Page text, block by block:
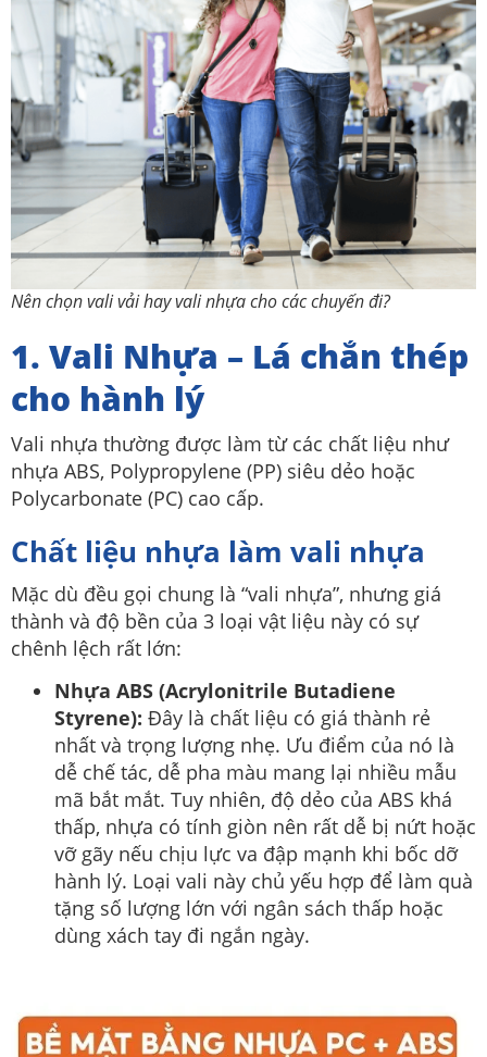
Nên chọn vali vải hay vali nhựa cho các chuyến đi?
1. Vali Nhựa – Lá chắn thép
cho hành lý
Vali nhựa thường được làm từ các chất liệu như
nhựa ABS, Polypropylene (PP) siêu dẻo hoặc
Polycarbonate (PC) cao cấp.
Chất liệu nhựa làm vali nhựa
Mặc dù đều gọi chung là “vali nhựa”, nhưng giá
thành và độ bền của 3 loại vật liệu này có sự
chênh lệch rất lớn:
Nhựa ABS (Acrylonitrile Butadiene
Styrene): Đây là chất liệu có giá thành rẻ
nhất và trọng lượng nhẹ. Ưu điểm của nó là
dễ chế tác, dễ pha màu mang lại nhiều mẫu
mã bắt mắt. Tuy nhiên, độ dẻo của ABS khá
thấp, nhựa có tính giòn nên rất dễ bị nứt hoặc
vỡ gãy nếu chịu lực va đập mạnh khi bốc dỡ
hành lý. Loại vali này chủ yếu hợp để làm quà
tặng số lượng lớn với ngân sách thấp hoặc
dùng xách tay đi ngắn ngày.